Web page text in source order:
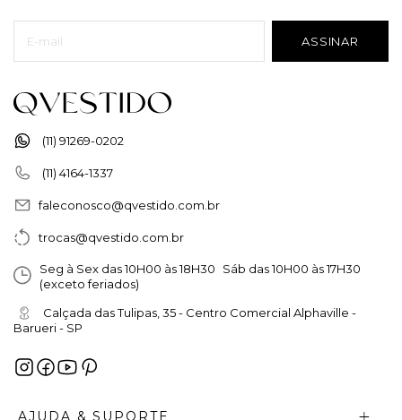
(11) 91269-0202
(11) 4164-1337
faleconosco@qvestido.com.br
trocas@qvestido.com.br
Seg à Sex das 10H00 às 18H30 Sáb das 10H00 às 17H30
(exceto feriados)
Calçada das Tulipas, 35 - Centro Comercial Alphaville -
Barueri - SP
AJUDA & SUPORTE